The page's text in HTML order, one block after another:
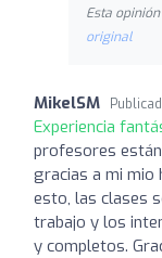
Esta
original
MikelSM
Experiencia
profesores
gracias a mi mio
esto, las clases
trabajo y los
y completos.